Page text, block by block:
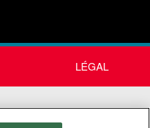
LÉGAL